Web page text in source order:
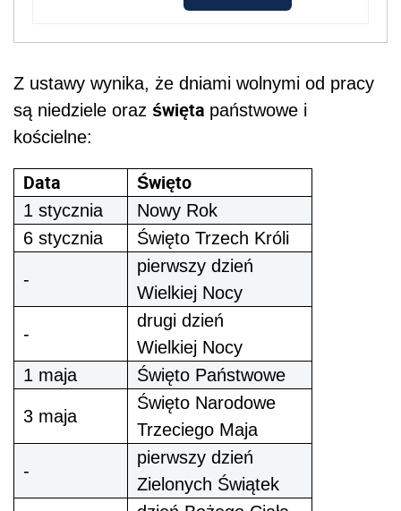
Z ustawy wynika, że dniami wolnymi od pracy
są niedziele oraz święta państwowe i
kościelne:
Data Święto
1 stycznia
Nowy Rok
6 stycznia
Święto Trzech Króli
-
pierwszy dzień
Wielkiej Nocy
-
drugi dzień
Wielkiej Nocy
1 maja
Święto Państwowe
3 maja
Święto Narodowe
Trzeciego Maja
-
pierwszy dzień
Zielonych Świątek